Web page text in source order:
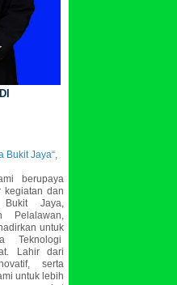
Bukit Jaya“,
berupaya
kegiatan dan
Bukit Jaya,
Pelalawan,
untuk
Teknologi
Lahir dari
serta
untuk lebih